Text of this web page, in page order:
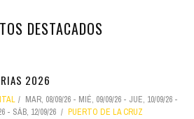
DESTACADOS
2026
MAR, 08/09/26 - MIÉ, 09/09/26 - JUE, 10/09/26 -
- SÁB, 12/09/26 PUERTO DE LA CRUZ